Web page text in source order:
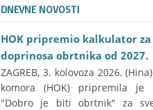
DNEVNE NOVOSTI
HOK pripremio kalkulator
doprinosa obrtnika od 2027.
ZAGREB, 3. kolovoza 2026.
komora (HOK) pripremila je
"Dobro je biti obrtnik" za